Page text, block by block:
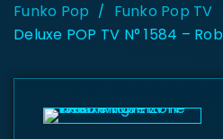
Funko Pop / Funko Pop TV
Deluxe POP TV N° 1584 –